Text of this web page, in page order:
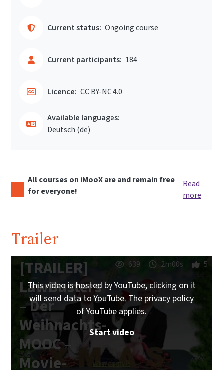
Current status: Ongoing course
Current participants: 184
Licence: CC BY-NC 4.0
Available languages:
Deutsch ‎(de)‎
All courses on iMooX are and remain free
for everyone!
Read
more
Trailer
[TRAILER]
LawBusters
– Der
Weihnachts-
MOOC –
Movie-
639 2m00s 5
This video is hosted by YouTube, clicking on it
will send data to YouTube. The privacy policy
of YouTube applies.
Start video